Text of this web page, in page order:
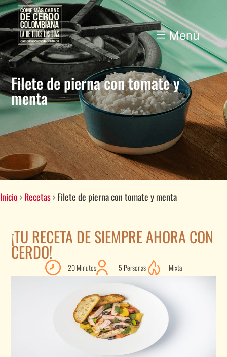
Filete de pierna con tomate y
menta
Inicio ›Recetas›Filete de pierna con tomate y menta
¡TU RECETA DE SIEMPRE AHORA CON
CERDO!
20 Minutos 5 Personas Mixta